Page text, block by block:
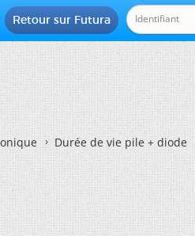
Retour sur Futura
Durée de vie pile + diode